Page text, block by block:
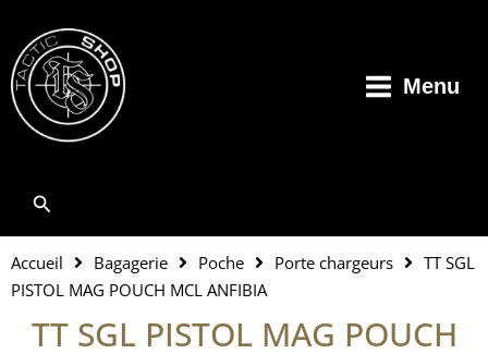
contenu
Menu
Rechercher
Accueil Bagagerie Poche Porte chargeurs
TT SGL
PISTOL MAG POUCH MCL ANFIBIA
TT SGL PISTOL MAG POUCH